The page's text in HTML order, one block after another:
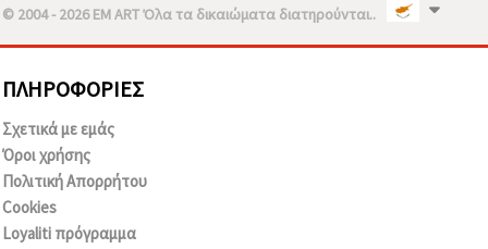
© 2004 - 2026 EM ART Όλα τα δικαιώματα διατηρούνται..
ΠΛΗΡΟΦΟΡΊΕΣ
Σχετικά με εμάς
Όροι χρήσης
Πολιτική Απορρήτου
Cookies
Loyaliti πρόγραμμα